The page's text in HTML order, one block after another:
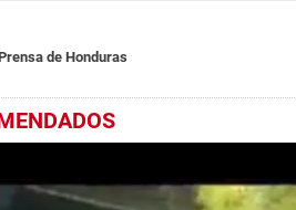
de Honduras